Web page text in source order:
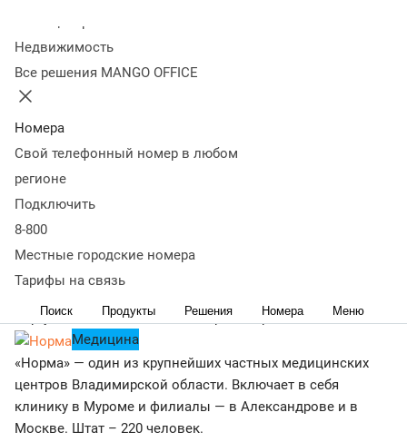
Недвижимость
Все решения MANGO OFFICE
Номера
Свой телефонный номер в любом
регионе
Подключить
8-800
Местные городские номера
Тарифы на связь
Поиск Продукты Решения Номера Меню
AG Experts
Виртуальная АТС
Услуги для населения
Smartway — ведущий сервис на рынке бизнес-
путешествий. Запущен в 2016 году. Штат – 900+
Виртуальная АТС
М.Видео-Эльдорадо — это ведущая российская компания
в сфере электронной коммерции, а также розничной
торговли электроникой и бытовой техникой.
Виртуальная АТС Контакт-центр Интеграции
Медицина
«Норма» — один из крупнейших частных медицинских
центров Владимирской области. Включает в себя
клинику в Муроме и филиалы — в Александрове и в
Москве. Штат – 220 человек.